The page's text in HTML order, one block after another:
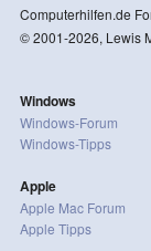
Computerhilfen.de
© 2001-2026, Lewis
Windows
Windows-Forum
Windows-Tipps
Apple
Apple Mac Forum
Apple Tipps